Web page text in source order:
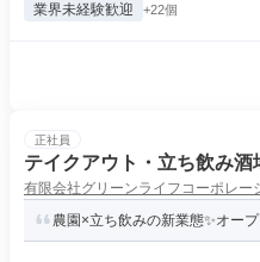
業界未経験歓迎 +22個
正社員
テイクアウト・立ち飲み
有限会社グリーンライフコーポレー
農園×立ち飲みの新業態✨オー